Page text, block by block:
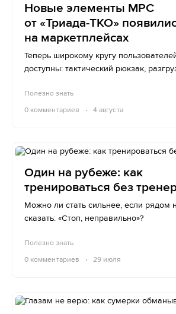
Новые элементы МРС
от «Триада-ТКО»
на маркетплейсах
Теперь широкому кругу
доступны: тактический рюкзак,
Полезно знать
0 комментариев 4 августа
Один на рубеже: как
тренироваться без
Можно ли стать сильнее, если рядом
сказать: «Стоп, неправильно»?
Полезно знать
0 комментариев 29 июля